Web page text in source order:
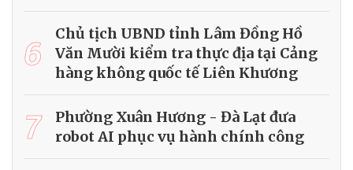
6
Chủ tịch UBND tỉnh Lâm Đồng Hồ
Văn Mười kiểm tra thực địa tại Cảng
hàng không quốc tế Liên Khương
7
Phường Xuân Hương - Đà Lạt đưa
robot AI phục vụ hành chính công